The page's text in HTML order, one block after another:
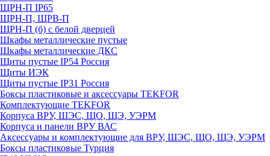
ЩРН-П IP65
ЩРН-П, ЩРВ-П
ЩРН-П (б) с белой дверцей
Шкафы металлические пустые
Шкафы металлические ДКС
Щиты пустые IP54 Россия
Щиты ИЭК
Щиты пустые IP31 Россия
Боксы пластиковые и аксессуары TEKFOR
Комплектующие TEKFOR
Корпуса ВРУ, ШЭС, ЩО, ЩЭ, УЭРМ
Корпуса и панели ВРУ ВАС
Аксессуары и комплектующие для ВРУ, ШЭС, ЩО, ЩЭ, УЭРМ
Боксы пластиковые Турция